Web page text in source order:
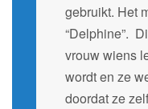
gebruikt. Het
“Delphine”.
vrouw wiens
wordt en ze
doordat ze